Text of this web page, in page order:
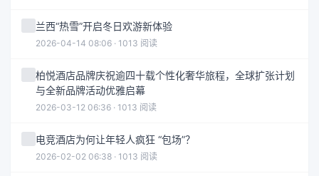
兰西“热雪”开启冬日欢游新体验
2026-04-14 08:06 · 1013 阅读
柏悦酒店品牌庆祝逾四十载个性化奢华旅程，全球扩张计划
与全新品牌活动优雅启幕
2026-03-12 06:36 · 1013 阅读
电竞酒店为何让年轻人疯狂 “包场”？
2026-02-02 06:38 · 1013 阅读